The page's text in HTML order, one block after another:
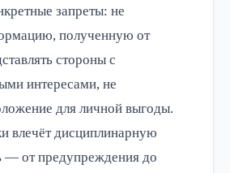
запреты: не
полученную от
стороны с
интересами, не
для личной выгоды.
влечёт дисциплинарную
— от предупреждения до